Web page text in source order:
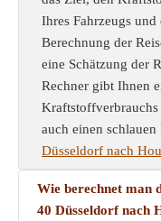
Ihres Fahrzeugs
Berechnung der
eine Schätzung der
Rechner gibt Ihnen
Kraftstoffverbrauchs
auch einen schlauen
Düsseldorf nach
Wie berechnet man
40 Düsseldorf nach